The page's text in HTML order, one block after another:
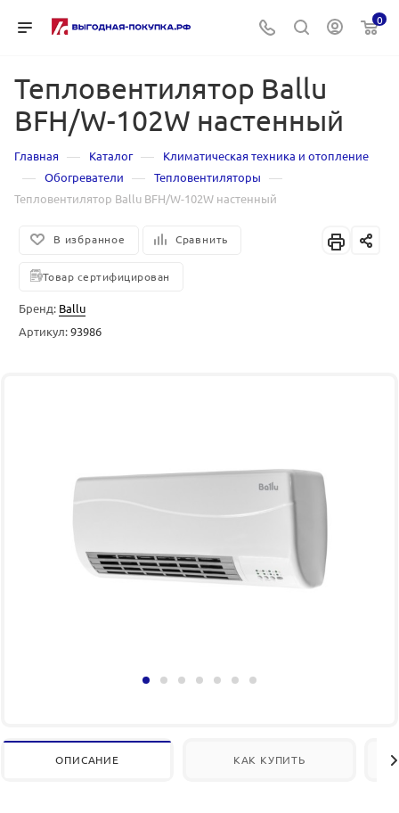
0
Тепловентилятор Ballu
BFH/W-102W настенный
Главная — Каталог — Климатическая техника и отопление
— Обогреватели — Тепловентиляторы —
Тепловентилятор Ballu BFH/W-102W настенный
В избранное Сравнить
Товар сертифицирован
Бренд: Ballu
Артикул:93986
ОПИСАНИЕ КАК КУПИТЬ